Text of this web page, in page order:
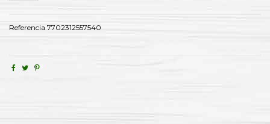
Referencia 7702312557540